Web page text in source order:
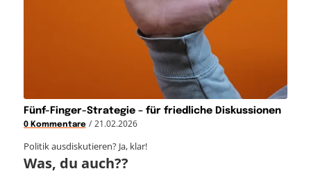
Fünf-Finger-Strategie – für friedliche Diskussionen
0 Kommentare / 21.02.2026
Politik ausdiskutieren? Ja, klar!
Was, du auch??